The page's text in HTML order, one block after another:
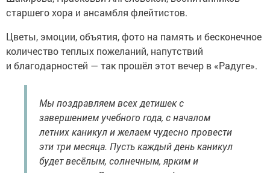
старшего хора и ансамбля флейтистов.
Цветы, эмоции, объятия, фото на память и бесконечное
количество теплых пожеланий, напутствий
и благодарностей — так прошёл этот вечер в «Радуге».
Мы поздравляем всех детишек с
завершением учебного года, с началом
летних каникул и желаем чудесно провести
эти три месяца. Пусть каждый день каникул
будет весёлым, солнечным, ярким и